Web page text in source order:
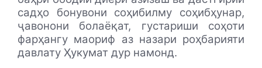
садҳо бонувони соҳибилму соҳибҳунар,
ҷавонони болаёқат, густариши соҳоти
фарҳангу маориф аз назари роҳбарияти
давлату Ҳукумат дур намонд.